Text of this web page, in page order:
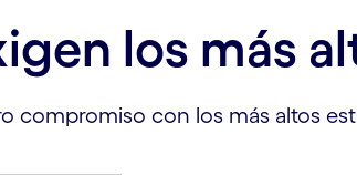
los más
compromiso con los más altos